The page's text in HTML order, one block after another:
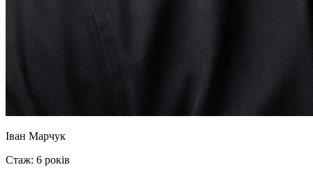
Іван Марчук
Стаж: 6 років